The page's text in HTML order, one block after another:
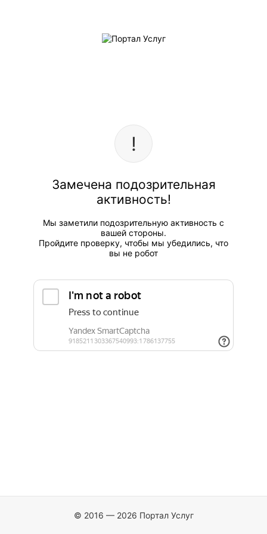
Замечена подозрительная
активность!
Мы заметили подозрительную активность с
вашей стороны.
Пройдите проверку, чтобы мы убедились, что
вы не робот
© 2016 — 2026 Портал Услуг